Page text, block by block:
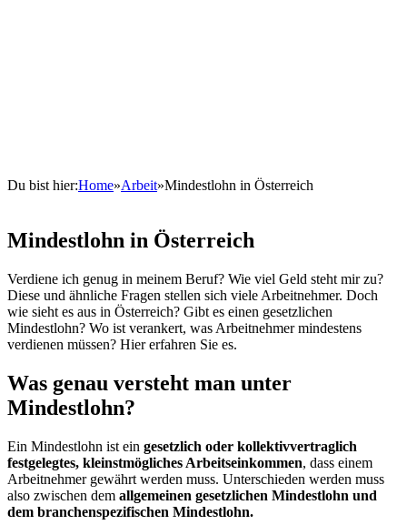
Du bist hier:Home»Arbeit»Mindestlohn in Österreich
Mindestlohn in Österreich
Verdiene ich genug in meinem Beruf? Wie viel Geld steht mir zu?
Diese und ähnliche Fragen stellen sich viele Arbeitnehmer. Doch
wie sieht es aus in Österreich? Gibt es einen gesetzlichen
Mindestlohn? Wo ist verankert, was Arbeitnehmer mindestens
verdienen müssen? Hier erfahren Sie es.
Was genau versteht man unter
Mindestlohn?
Ein Mindestlohn ist ein gesetzlich oder kollektivvertraglich
festgelegtes, kleinstmögliches Arbeitseinkommen, dass einem
Arbeitnehmer gewährt werden muss. Unterschieden werden muss
also zwischen dem allgemeinen gesetzlichen Mindestlohn und
dem branchenspezifischen Mindestlohn.